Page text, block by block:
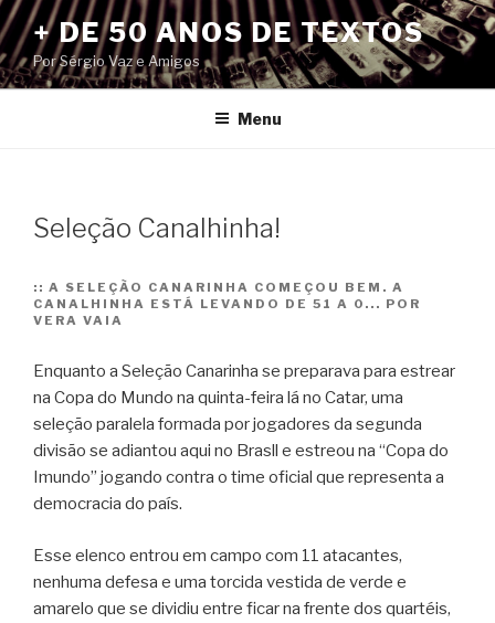
Pular
para
o
conteúdo
+ DE 50 ANOS DE TEXTOS
Por Sérgio Vaz e Amigos
Menu
Seleção Canalhinha!
:: A SELEÇÃO CANARINHA COMEÇOU BEM. A
CANALHINHA ESTÁ LEVANDO DE 51 A 0... POR
VERA VAIA
Enquanto a Seleção Canarinha se preparava para estrear
na Copa do Mundo na quinta-feira lá no Catar, uma
seleção paralela formada por jogadores da segunda
divisão se adiantou aqui no Brasll e estreou na “Copa do
Imundo” jogando contra o time oficial que representa a
democracia do país.
Esse elenco entrou em campo com 11 atacantes,
nenhuma defesa e uma torcida vestida de verde e
amarelo que se dividiu entre ficar na frente dos quartéis,